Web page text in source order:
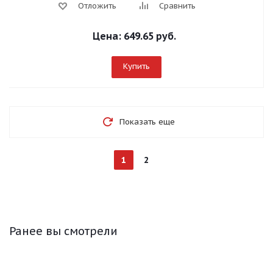
Отложить Сравнить
Цена: 649.65 руб.
Купить
Показать еще
1 2
Ранее вы смотрели